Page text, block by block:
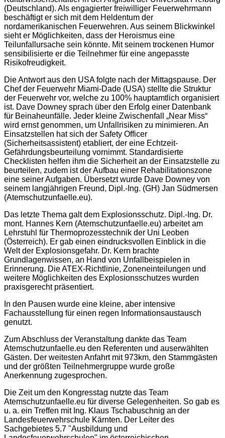
(Deutschland). Als engagierter freiwilliger Feuerwehrmann
beschäftigt er sich mit dem Heldentum der
nordamerikanischen Feuerwehren. Aus seinem Blickwinkel
sieht er Möglichkeiten, dass der Heroismus eine
Teilunfallursache sein könnte. Mit seinem trockenen Humor
sensibilisierte er die Teilnehmer für eine angepasste
Risikofreudigkeit.
Die Antwort aus den USA folgte nach der Mittagspause. Der
Chef der Feuerwehr Miami-Dade (USA) stellte die Struktur
der Feuerwehr vor, welche zu 100% hauptamtlich organisiert
ist. Dave Downey sprach über den Erfolg einer Datenbank
für Beinaheunfälle. Jeder kleine Zwischenfall „Near Miss“
wird ernst genommen, um Unfallrisiken zu minimieren. An
Einsatzstellen hat sich der Safety Officer
(Sicherheitsassistent) etabliert, der eine Echtzeit-
Gefährdungsbeurteilung vornimmt. Standardisierte
Checklisten helfen ihm die Sicherheit an der Einsatzstelle zu
beurteilen, zudem ist der Aufbau einer Rehabilitationszone
eine seiner Aufgaben. Übersetzt wurde Dave Downey von
seinem langjährigen Freund, Dipl.-Ing. (GH) Jan Südmersen
(Atemschutzunfaelle.eu).
Das letzte Thema galt dem Explosionsschutz. Dipl.-Ing. Dr.
mont. Hannes Kern (Atemschutzunfaelle.eu) arbeitet am
Lehrstuhl für Thermoprozesstechnik der Uni Leoben
(Österreich). Er gab einen eindrucksvollen Einblick in die
Welt der Explosionsgefahr. Dr. Kern brachte
Grundlagenwissen, an Hand von Unfallbeispielen in
Erinnerung. Die ATEX-Richtlinie, Zoneneinteilungen und
weitere Möglichkeiten des Explosionsschutzes wurden
praxisgerecht präsentiert.
In den Pausen wurde eine kleine, aber intensive
Fachausstellung für einen regen Informationsaustausch
genutzt.
Zum Abschluss der Veranstaltung dankte das Team
Atemschutzunfaelle.eu den Referenten und auserwählten
Gästen. Der weitesten Anfahrt mit 973km, den Stammgästen
und der größten Teilnehmergruppe wurde große
Anerkennung zugesprochen.
Die Zeit um den Kongresstag nutzte das Team
Atemschutzunfaelle.eu für diverse Gelegenheiten. So gab es
u. a. ein Treffen mit Ing. Klaus Tschabuschnig an der
Landesfeuerwehrschule Kärnten. Der Leiter des
Sachgebietes 5.7 "Ausbildung und